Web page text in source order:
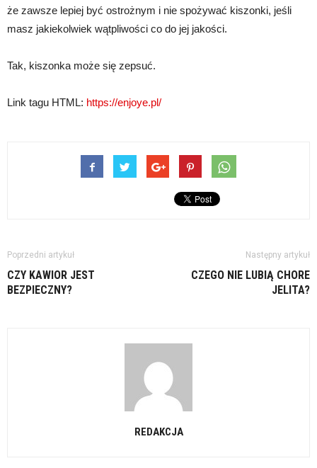
że zawsze lepiej być ostrożnym i nie spożywać kiszonki, jeśli
masz jakiekolwiek wątpliwości co do jej jakości.
Tak, kiszonka może się zepsuć.
Link tagu HTML: https://enjoye.pl/
Poprzedni artykuł
CZY KAWIOR JEST
BEZPIECZNY?
Następny artykuł
CZEGO NIE LUBIĄ CHORE
JELITA?
REDAKCJA